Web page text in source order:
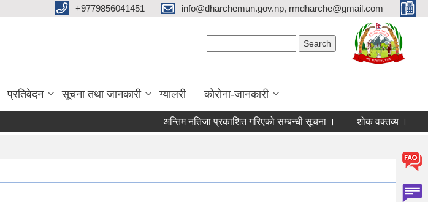
+9779856041451 info@dharchemun.gov.np, rmdharche@gmail.com
प्रतिवेदन सूचना तथा जानकारी ग्यालरी कोरोना-जानकारी
अन्तिम नतिजा प्रकाशित गरिएको सम्बन्धी सूचना । शोक वक्तव्य ।